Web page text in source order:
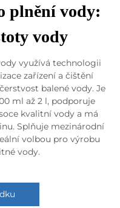
plnění vody:
vody
využívá technologii
zařízení a čištění
balené vody. Je
ml až 2 l, podporuje
kvalitní vody a má
Splňuje mezinárodní
volbou pro výrobu
vody.